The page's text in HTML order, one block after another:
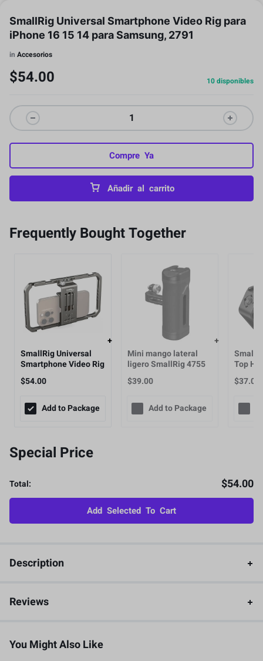
SmallRig Universal Smartphone Video Rig para
iPhone 16 15 14 para Samsung, 2791
in Accesorios
$54.00 10 disponibles
Añadir al carrito
Compre Ya
Frequently Bought Together
SmallRig Universal
Smartphone Video Rig
para iPhone 16 15 14
para Samsung, 2791
$54.00
Add to Package
Mini mango lateral
ligero SmallRig 4755
$39.00
Add to Package
Top
3/8"-
for
$37.00
Special Price
Total: $54.00
Add Selected To Cart
Description
Reviews
You Might Also Like